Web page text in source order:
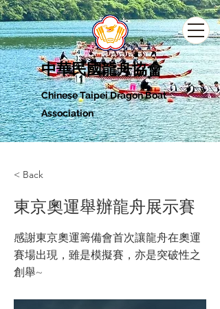
中華民國龍舟協會
Chinese Taipei Dragon Boat
Association
< Back
東京奧運舉辦龍舟展示賽
感謝東京奧運籌備會首次讓龍舟在奧運
賽場出現，雖是模擬賽，亦是突破性之
創舉~